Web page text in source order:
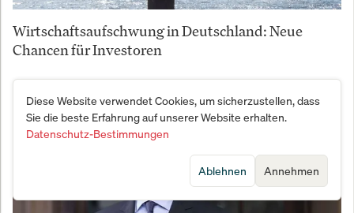
Wirtschaftsaufschwung in Deutschland: Neue
Chancen für Investoren
Diese Website verwendet Cookies, um sicherzustellen, dass
Sie die beste Erfahrung auf unserer Website erhalten.
Datenschutz-Bestimmungen
Annehmen
Ablehnen